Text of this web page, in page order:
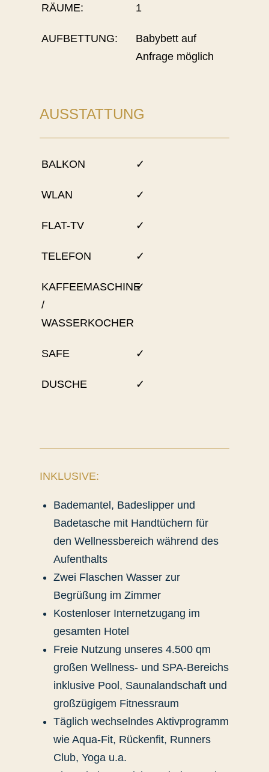
RÄUME: 1
AUFBETTUNG:
Babybett auf
Anfrage möglich
AUSSTATTUNG
BALKON ✓
WLAN ✓
FLAT-TV ✓
TELEFON ✓
KAFFEEMASCHINE
/
WASSERKOCHER
✓
SAFE ✓
DUSCHE ✓
INKLUSIVE:
Bademantel, Badeslipper und
Badetasche mit Handtüchern für
den Wellnessbereich während des
Aufenthalts
Zwei Flaschen Wasser zur
Begrüßung im Zimmer
Kostenloser Internetzugang im
gesamten Hotel
Freie Nutzung unseres 4.500 qm
großen Wellness- und SPA-Bereichs
inklusive Pool, Saunalandschaft und
großzügigem Fitnessraum
Täglich wechselndes Aktivprogramm
wie Aqua-Fit, Rückenfit, Runners
Club, Yoga u.a.